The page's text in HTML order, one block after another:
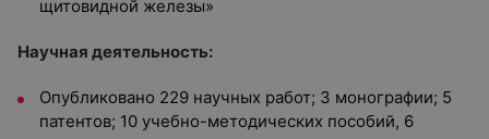
щитовидной железы»
Научная деятельность:
Опубликовано 229 научных работ; 3 монографии; 5
патентов; 10 учебно-методических пособий, 6